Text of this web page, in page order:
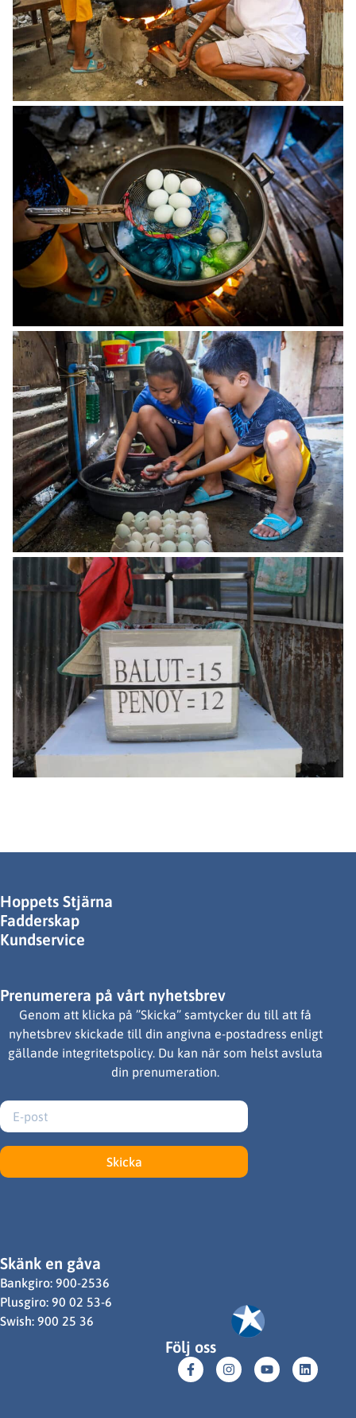
Hoppets Stjärna
Fadderskap
Kundservice
Prenumerera på vårt nyhetsbrev
Genom att klicka på ”Skicka” samtycker du till att få
nyhetsbrev skickade till din angivna e-postadress enligt
gällande integritetspolicy. Du kan när som helst avsluta
din prenumeration.
Skicka
Skänk en gåva
Bankgiro: 900-2536
Plusgiro: 90 02 53-6
Swish: 900 25 36
Följ oss